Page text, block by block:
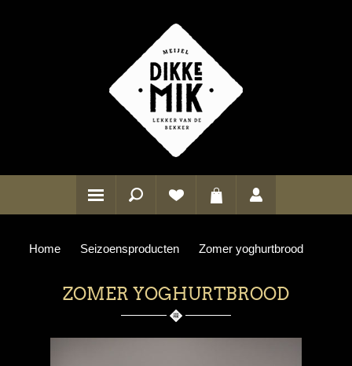
Home Seizoensproducten Zomer yoghurtbrood
ZOMER YOGHURTBROOD